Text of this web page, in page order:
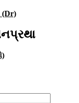
(Dr)